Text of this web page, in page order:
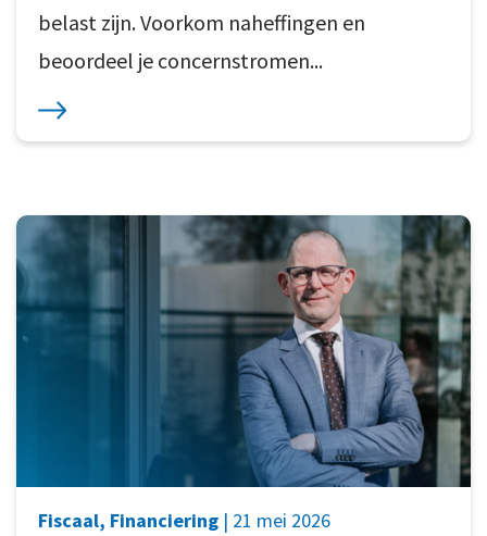
belast zijn. Voorkom naheffingen en
beoordeel je concernstromen...
Fiscaal, Financiering | 21 mei 2026